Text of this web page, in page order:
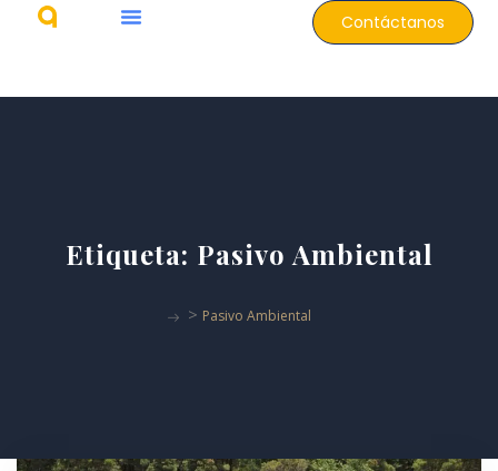
Contáctanos
Etiqueta: Pasivo Ambiental
> Pasivo Ambiental